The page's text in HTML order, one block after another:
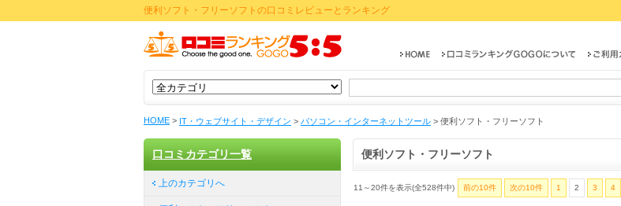
便利ソフト・フリーソフトの口コミレビューとランキング
HOME > IT・ウェブサイト・デザイン > パソコン・インターネットツール > 便利ソフト・フリーソフト
便利ソフト・フリーソフト
11～20件を表示(全528件中) 前の10件 次の10件 1 2 3 4
口コミカテゴリ一覧
上のカテゴリへ